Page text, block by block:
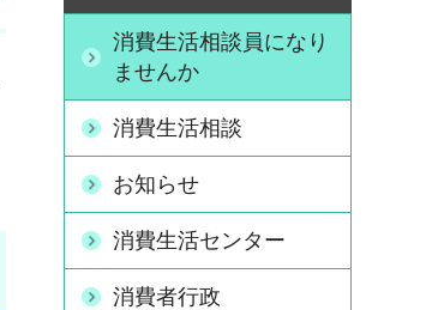
消費生活相談員になり
ませんか
消費生活相談
お知らせ
消費生活センター
消費者行政